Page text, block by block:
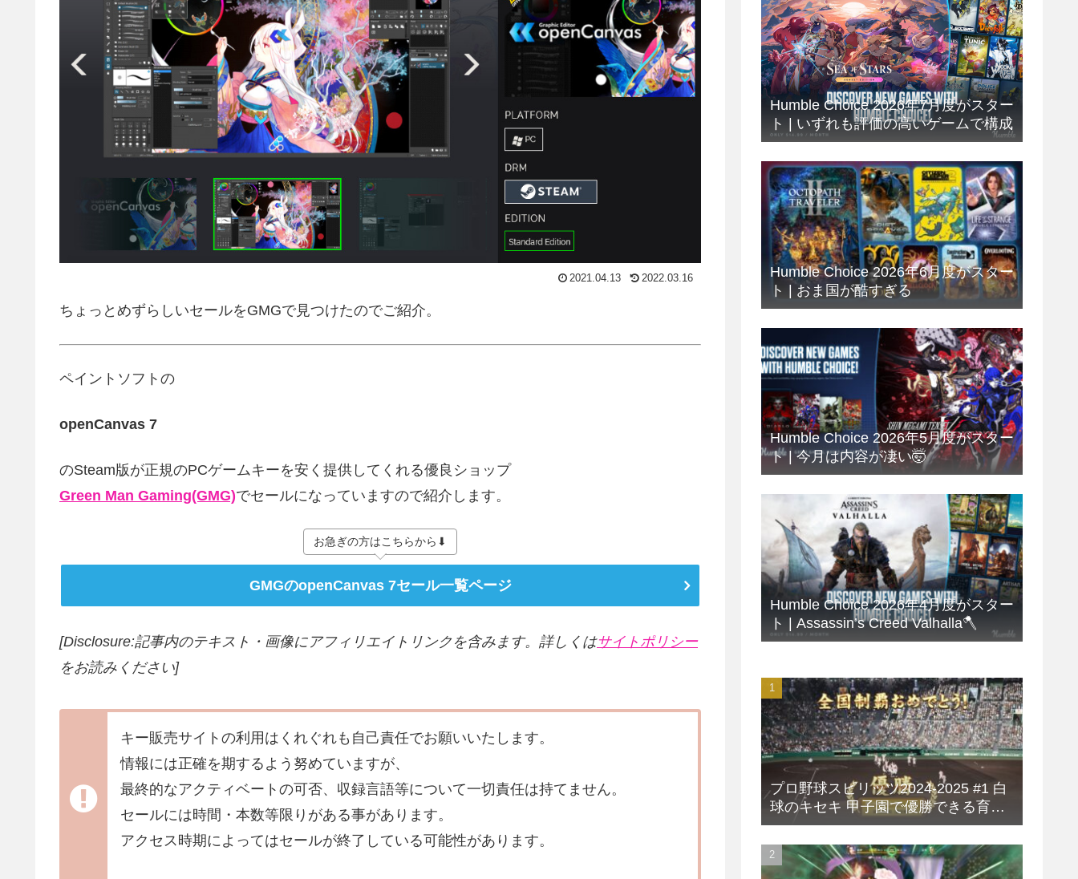
2021.04.13 2022.03.16
ちょっとめずらしいセールをGMGで見つけたのでご紹介。
ペイントソフトの
openCanvas 7
のSteam版が正規のPCゲームキーを安く提供してくれる優良ショップ
Green Man Gaming(GMG)でセールになっていますので紹介します。
お急ぎの方はこちらから⬇
GMGのopenCanvas 7セール一覧ページ
[Disclosure:記事内のテキスト・画像にアフィリエイトリンクを含みます。詳しくはサイトポリシー
をお読みください]
キー販売サイトの利用はくれぐれも自己責任でお願いいたします。
情報には正確を期するよう努めていますが、
最終的なアクティベートの可否、収録言語等について一切責任は持てません。
セールには時間・本数等限りがある事があります。
アクセス時期によってはセールが終了している可能性があります。
Humble Choice 2026年7月度がスター
ト | いずれも評価の高いゲームで構成
Humble Choice 2026年6月度がスター
ト | おま国が酷すぎる
Humble Choice 2026年5月度がスター
ト | 今月は内容が凄い🤯
Humble Choice 2026年4月度がスター
ト | Assassin’s Creed Valhalla🪓
プロ野球スピリッツ2024-2025 #1 白
球のキセキ 甲子園で優勝できる育成
方法